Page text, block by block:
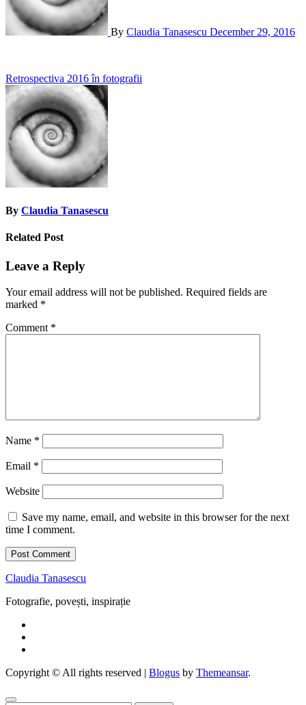
By Claudia Tanasescu December 29, 2016
Post
navigation
Retrospectiva 2016 în fotografii
By Claudia Tanasescu
Related Post
Leave a Reply
Your email address will not be published. Required fields are
marked *
Comment *
Name *
Email *
Website
Save my name, email, and website in this browser for the next
time I comment.
Claudia Tanasescu
Fotografie, povești, inspirație
Copyright © All rights reserved | Blogus by Themeansar.